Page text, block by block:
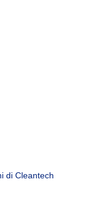
di Cleantech